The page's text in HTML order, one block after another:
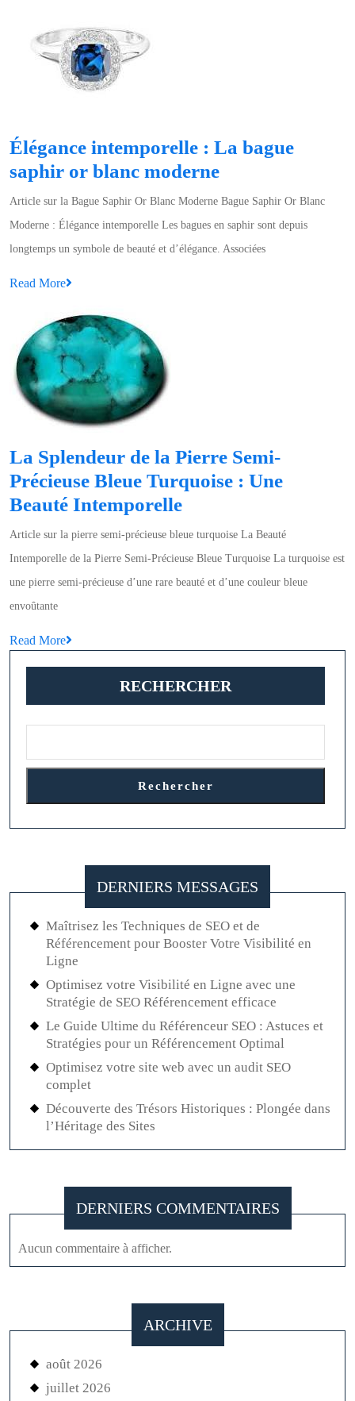
nos
bagues
en
précieuses
Élégance intemporelle : La bague
saphir or blanc moderneÉlégance
intemporelle
:
La
Article sur la Bague Saphir Or Blanc Moderne Bague Saphir Or Blanc
Moderne : Élégance intemporelle Les bagues en saphir sont depuis
longtemps un symbole de beauté et d’élégance. Associées
Read More
La Splendeur de la Pierre Semi-
Précieuse Bleue Turquoise : Une
Beauté IntemporelleLa
Splendeur
de
la
Précieuse
Bleue
Turquoise
Beauté
Intemporelle
Article sur la pierre semi-précieuse bleue turquoise La Beauté
Intemporelle de la Pierre Semi-Précieuse Bleue Turquoise La turquoise est
une pierre semi-précieuse d’une rare beauté et d’une couleur bleue
envoûtante
Read More
RECHERCHER
Rechercher
DERNIERS MESSAGES
Maîtrisez les Techniques de SEO et de
Référencement pour Booster Votre Visibilité en
Ligne
Optimisez votre Visibilité en Ligne avec une
Stratégie de SEO Référencement efficace
Le Guide Ultime du Référenceur SEO : Astuces et
Stratégies pour un Référencement Optimal
Optimisez votre site web avec un audit SEO
complet
Découverte des Trésors Historiques : Plongée dans
l’Héritage des Sites
DERNIERS COMMENTAIRES
Aucun commentaire à afficher.
ARCHIVE
août 2026
juillet 2026